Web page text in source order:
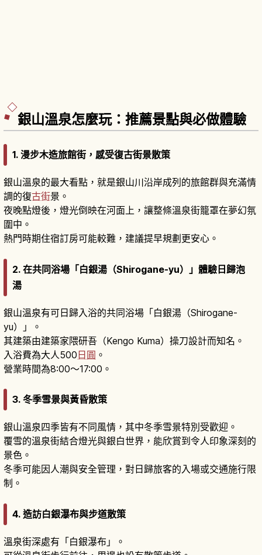
銀山溫泉怎麼玩：推薦景點與必做體驗
1. 漫步木造旅館街，感受復古街景散策
銀山溫泉的最大看點，就是銀山川沿岸成列的旅館群與充滿情
調的復古街景。
夜晚點燈後，燈光倒映在河面上，讓整條溫泉街籠罩在夢幻氛
圍中。
熱門時期住宿訂房可能較難，建議提早規劃更安心。
2. 在共同浴場「白銀湯（Shirogane-yu）」體驗日歸泡
湯
銀山溫泉有可日歸入浴的共同浴場「白銀湯（Shirogane-
yu）」。
其建築由建築家隈研吾（Kengo Kuma）操刀設計而知名。
入浴費為大人500日圓 。
營業時間為8:00～17:00。
3. 冬季雪景與黃昏散策
銀山溫泉四季皆有不同風情，其中冬季雪景特別受歡迎。
覆雪的溫泉街結合燈光與銀白世界，能欣賞到令人印象深刻的
景色。
冬季可能因人潮與安全管理，對日歸旅客的入場或交通施行限
制。
4. 造訪白銀瀑布與步道散策
溫泉街深處有「白銀瀑布」。